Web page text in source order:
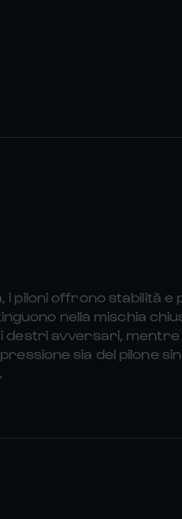
piloni offrono stabilità e
nella mischia
destri avversari, mentre
sia del pilone